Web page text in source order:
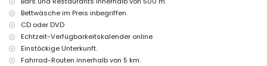
Zweitnächster Flughafen: Valencia (mehr als 100 Kilometer)
Rauchen nicht erlaubt
Haustiere sind nicht erlaubt
Die Unterkunft ist sehr geeignet für Familien mit Kindern
Einrichtungen und Dienstleistungen, die im Mietpreis der Villa
inbegriffen sind
Bettwäsche im Preis inbegriffen
CD oder DVD
Echtzeit-Verfügbarkeitskalender online
Einstöckige Unterkunft.
Fahrrad-Routen innerhalb von 5 km.